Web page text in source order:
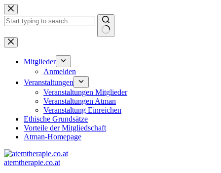
Zum
Inhalt
springen
Keine
Ergebnisse
Mitglieder
Anmelden
Veranstaltungen
Veranstaltungen Mitglieder
Veranstaltungen Atman
Veranstaltung Einreichen
Ethische Grundsätze
Vorteile der Mitgliedschaft
Atman-Homepage
atemtherapie.co.at